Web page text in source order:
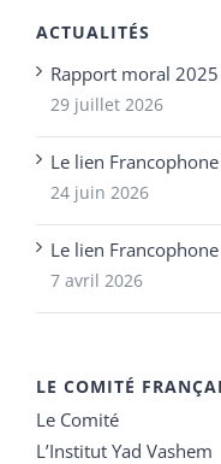
ACTUALITÉS
Rapport moral 2025
29 juillet 2026
Le lien
24 juin 2026
Le lien
7 avril 2026
LE COMITÉ
Le Comité
L’Institut Yad Vashem